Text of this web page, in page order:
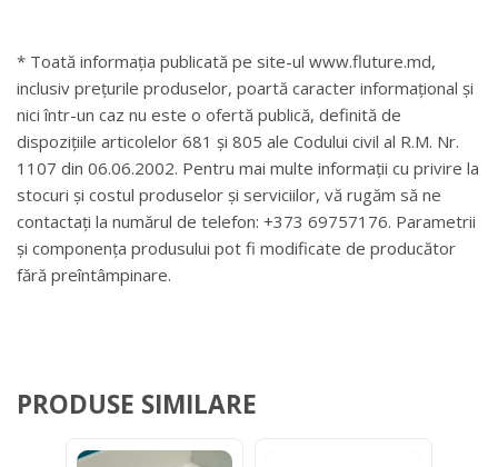
* Toată informația publicată pe site-ul www.fluture.md,
inclusiv prețurile produselor, poartă caracter informațional și
nici într-un caz nu este o ofertă publică, definită de
dispozițiile articolelor 681 și 805 ale Codului civil al R.M. Nr.
1107 din 06.06.2002. Pentru mai multe informații cu privire la
stocuri și costul produselor și serviciilor, vă rugăm să ne
contactați la numărul de telefon: +373 69757176. Parametrii
și componența produsului pot fi modificate de producător
fără preîntâmpinare.
PRODUSE SIMILARE